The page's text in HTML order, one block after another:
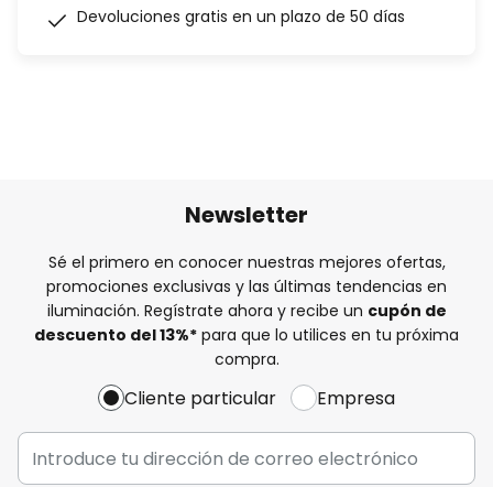
Devoluciones gratis en un plazo de 50 días
Newsletter
Sé el primero en conocer nuestras mejores ofertas,
promociones exclusivas y las últimas tendencias en
iluminación. Regístrate ahora y recibe un cupón de
descuento del13%* para que lo utilices en tu próxima
compra.
Cliente particular Empresa